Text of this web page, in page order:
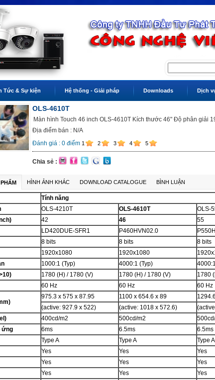
Tức & Sự kiện Hệ thống - Giải pháp Downloads Dịch
OLS-4610T
Màn hình Touch 46 inch OLS-4610T Kích thước 46" Độ phân giải
Địa điểm bán : N/A
Đánh giá : 0điểm 1 2 3 4 5
Chia sẻ :
HÌNH ẢNH KHÁC DOWNLOAD CATALOGUE BÌNH LUẬN
Tính năng
OLS-4210T OLS-4610T OLS-
42 46 55
LD420DUE-SFR1 P460HVN02.0
8 bits 8 bits 8 bits
1920x1080 1920x1080
1000:1 (Typ) 4000:1 (Typ)
1780(H) / 1780(V) 1780(H) / 1780(V) 1780
60 Hz 60 Hz 60 Hz
975.3 x 575 x 87.95 1100 x 654.6 x 89
(active: 927.9 x 522)
(active: 1018 x 572.6)
400cd/m2 500cd/m2
ứng
6ms 6.5ms 6.5ms
Type A Type A Type A
Yes Yes Yes
Yes Yes Yes
Yes Yes Yes